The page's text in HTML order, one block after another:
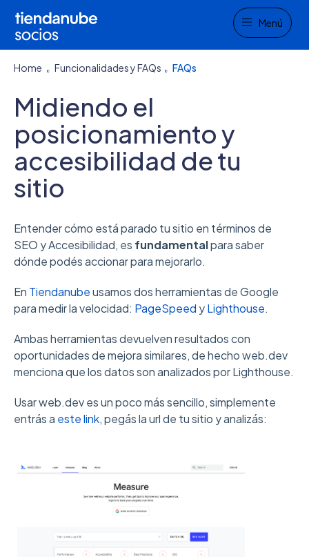
Menu
Menú
Home Funcionalidades y FAQs FAQs
Midiendo el
posicionamiento y
accesibilidad de tu
sitio
Entender cómo está parado tu sitio en términos de
SEO y Accesibilidad, es fundamentalpara saber
dónde podés accionar para mejorarlo.
En Tiendanubeusamos dos herramientas de Google
para medir la velocidad: PageSpeed yLighthouse.
Ambas herramientas devuelven resultados con
oportunidades de mejora similares, de hecho web.dev
menciona que los datos son analizados por Lighthouse.
Usar web.dev es un poco más sencillo, simplemente
entrás a este link, pegás la url de tu sitio y analizás: